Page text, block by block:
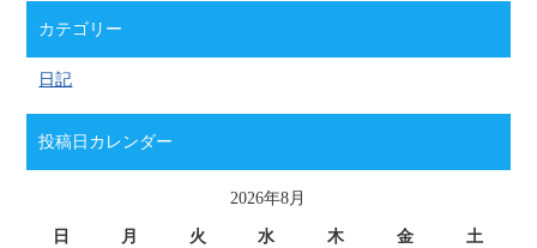
カテゴリー
日記
投稿日カレンダー
2026年8月
日 月 火 水 木 金 土